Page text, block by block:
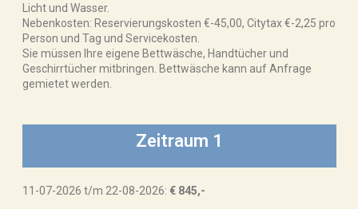
Licht und Wasser.
Nebenkosten: Reservierungskosten €-45,00, Citytax €-2,25 pro
Person und Tag und Servicekosten.
Sie müssen Ihre eigene Bettwäsche, Handtücher und
Geschirrtücher mitbringen. Bettwäsche kann auf Anfrage
gemietet werden.
Zeitraum 1
11-07-2026 t/m 22-08-2026: € 845,-